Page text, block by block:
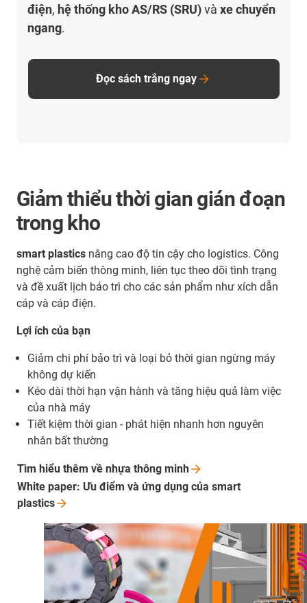
điện, hệ thống kho AS/RS (SRU)vàxe chuyển
ngang.
Đọc sách trắng ngay
Giảm thiểu thời gian gián đoạn
trong kho
smart plastics nâng cao độ tin cậy cho logistics. Công
nghệ cảm biến thông minh, liên tục theo dõi tình trạng
và đề xuất lịch bảo trì cho các sản phẩm như xích dẫn
cáp và cáp điện.
Lợi ích của bạn
Giảm chi phí bảo trì và loại bỏ thời gian ngừng máy
không dự kiến
Kéo dài thời hạn vận hành và tăng hiệu quả làm việc
của nhà máy
Tiết kiệm thời gian - phát hiện nhanh hơn nguyên
nhân bất thường
Tìm hiểu thêm về nhựa thông minh
White paper: Ưu điểm và ứng dụng của smart
plastics